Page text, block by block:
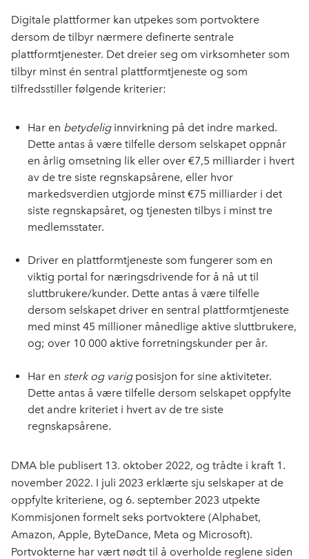
Digitale plattformer kan utpekes som portvoktere
dersom de tilbyr nærmere definerte sentrale
plattformtjenester. Det dreier seg om virksomheter som
tilbyr minst én sentral plattformtjeneste og som
tilfredsstiller følgende kriterier:
Har en betydelig innvirkning på det indre marked.
Dette antas å være tilfelle dersom selskapet oppnår
en årlig omsetning lik eller over €7,5 milliarder i hvert
av de tre siste regnskapsårene, eller hvor
markedsverdien utgjorde minst €75 milliarder i det
siste regnskapsåret, og tjenesten tilbys i minst tre
medlemsstater.
Driver en plattformtjeneste som fungerer som en
viktig portal for næringsdrivende for å nå ut til
sluttbrukere/kunder. Dette antas å være tilfelle
dersom selskapet driver en sentral plattformtjeneste
med minst 45 millioner månedlige aktive sluttbrukere,
og; over 10 000 aktive forretningskunder per år.
Har en sterk og varigposisjon for sine aktiviteter.
Dette antas å være tilfelle dersom selskapet oppfylte
det andre kriteriet i hvert av de tre siste
regnskapsårene.
DMA ble publisert 13. oktober 2022, og trådte i kraft 1.
november 2022. I juli 2023 erklærte sju selskaper at de
oppfylte kriteriene, og 6. september 2023 utpekte
Kommisjonen formelt seks portvoktere (Alphabet,
Amazon, Apple, ByteDance, Meta og Microsoft).
Portvokterne har vært nødt til å overholde reglene siden